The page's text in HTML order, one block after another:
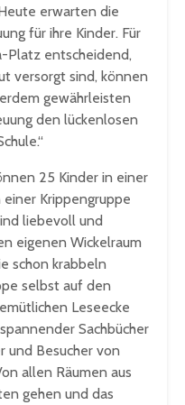
erwarten die
für ihre Kinder. Für
Platz entscheidend,
versorgt sind, können
gewährleisten
den lückenlosen
25 Kinder in einer
einer Krippengruppe
liebevoll und
eigenen Wickelraum
schon krabbeln
selbst auf den
Leseecke
Sachbücher
und Besucher von
allen Räumen aus
gehen und das